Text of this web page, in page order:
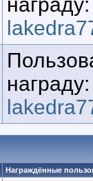
Награждённые